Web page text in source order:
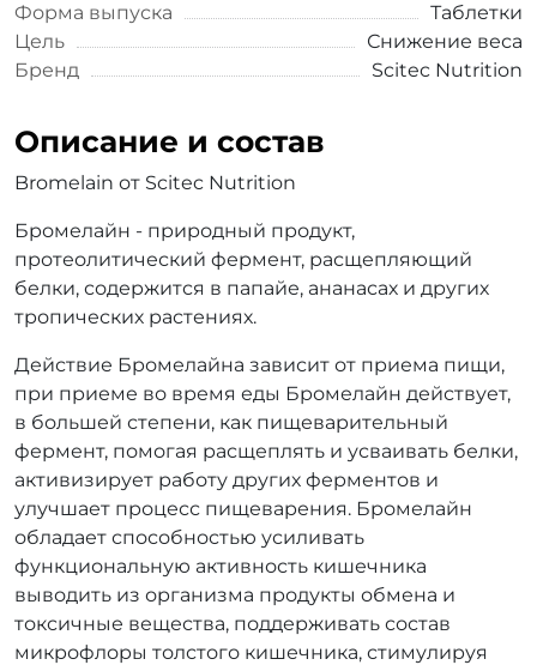
Форма выпуска
Таблетки
Цель
Снижение веса
Бренд
Scitec Nutrition
Описание и состав
Bromelain от Scitec Nutrition
Бромелайн - природный продукт,
протеолитический фермент, расщепляющий
белки, содержится в папайе, ананасах и других
тропических растениях.
Действие Бромелайна зависит от приема пищи,
при приеме во время еды Бромелайн действует,
в большей степени, как пищеварительный
фермент, помогая расщеплять и усваивать белки,
активизирует работу других ферментов и
улучшает процесс пищеварения. Бромелайн
обладает способностью усиливать
функциональную активность кишечника
выводить из организма продукты обмена и
токсичные вещества, поддерживать состав
микрофлоры толстого кишечника, стимулируя